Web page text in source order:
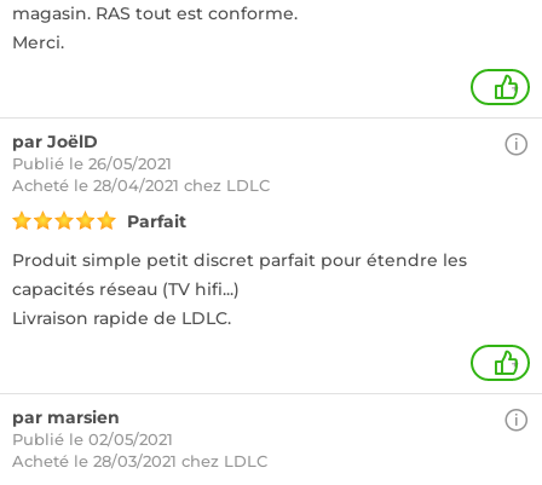
magasin. RAS tout est conforme.
Merci.
+
par JoëlD
Publié le 26/05/2021
Acheté le 28/04/2021 chez LDLC
Parfait
Produit simple petit discret parfait pour étendre les
capacités réseau (TV hifi...)
Livraison rapide de LDLC.
+
par marsien
Publié le 02/05/2021
Acheté le 28/03/2021 chez LDLC